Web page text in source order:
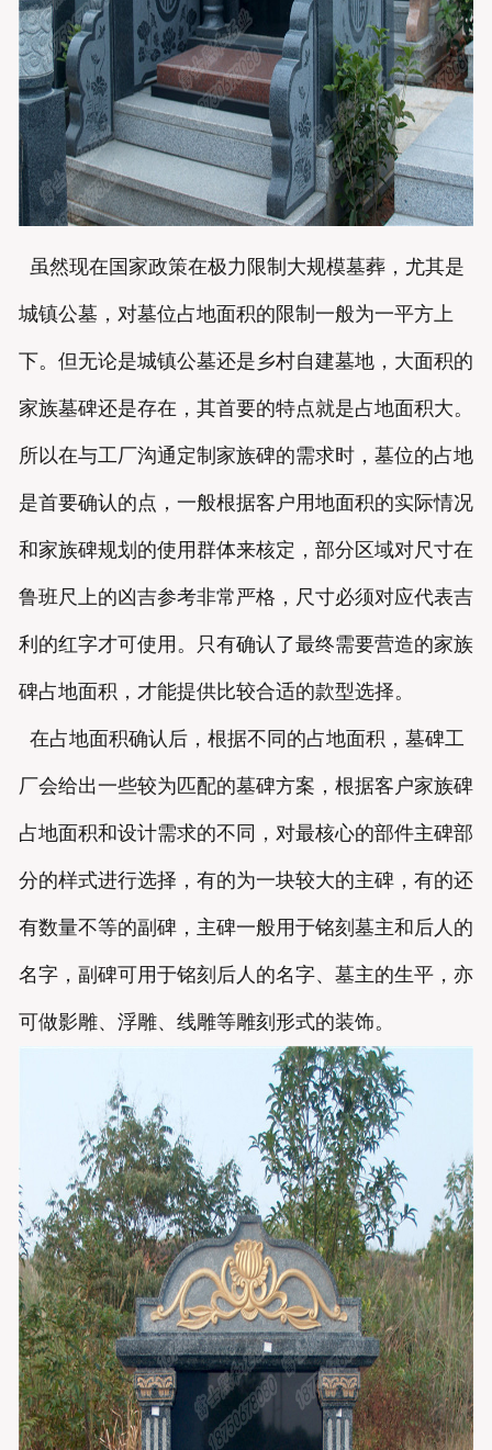
虽然现在国家政策在极力限制大规模墓葬，尤其是
城镇公墓，对墓位占地面积的限制一般为一平方上
下。但无论是城镇公墓还是乡村自建墓地，大面积的
家族墓碑还是存在，其首要的特点就是占地面积大。
所以在与工厂沟通定制家族碑的需求时，墓位的占地
是首要确认的点，一般根据客户用地面积的实际情况
和家族碑规划的使用群体来核定，部分区域对尺寸在
鲁班尺上的凶吉参考非常严格，尺寸必须对应代表吉
利的红字才可使用。只有确认了最终需要营造的家族
碑占地面积，才能提供比较合适的款型选择。
在占地面积确认后，根据不同的占地面积，墓碑工
厂会给出一些较为匹配的墓碑方案，根据客户家族碑
占地面积和设计需求的不同，对最核心的部件主碑部
分的样式进行选择，有的为一块较大的主碑，有的还
有数量不等的副碑，主碑一般用于铭刻墓主和后人的
名字，副碑可用于铭刻后人的名字、墓主的生平，亦
可做影雕、浮雕、线雕等雕刻形式的装饰。